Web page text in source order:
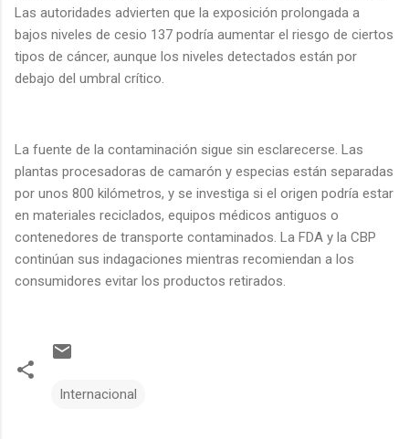
Las autoridades advierten que la exposición prolongada a
bajos niveles de cesio 137 podría aumentar el riesgo de ciertos
tipos de cáncer, aunque los niveles detectados están por
debajo del umbral crítico.
La fuente de la contaminación sigue sin esclarecerse. Las
plantas procesadoras de camarón y especias están separadas
por unos 800 kilómetros, y se investiga si el origen podría estar
en materiales reciclados, equipos médicos antiguos o
contenedores de transporte contaminados. La FDA y la CBP
continúan sus indagaciones mientras recomiendan a los
consumidores evitar los productos retirados.
Internacional